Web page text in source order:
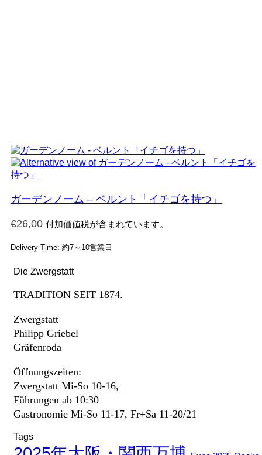
ガーデンノーム – ベルント「イチゴを持つ」
€26,00 付加価値税が含まれています。
Delivery Time: 約7～10営業日
Die Zwergstatt
TRADITION SEIT 1874.
Zwergstatt
Philipp Griebel
Gräfenroda
Öffnungszeiten:
Zwergstatt Mi-So 10-16,
Führungen ab 10:30
Gastronomie Mi-So 11-17, Fr+Sa 11-20/21
Tags